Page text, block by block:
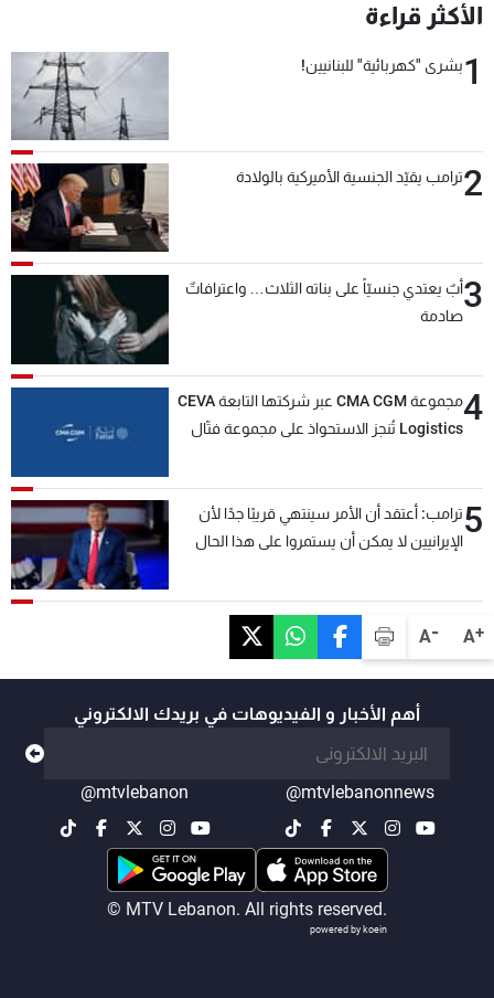
A+
A-
الأكثر قراءة
1بشرى "كهربائية" للبنانيين!
2ترامب يقيّد الجنسية الأميركية بالولادة
3أبٌ يعتدي جنسيّاً على بناته الثلاث… واعترافاتٌ
صادمة
4
مجموعة CMA CGM عبر شركتها التابعة CEVA
Logistics تُنجز الاستحواذ على مجموعة فتّال
5ترامب: أعتقد أن الأمر سينتهي قريبًا جدًا لأن
الإيرانيين لا يمكن أن يستمروا على هذا الحال
أهم الأخبار و الفيديوهات في بريدك الالكتروني
@mtvlebanonnews
@mtvlebanon
© MTV Lebanon. All rights reserved.
powered by koein